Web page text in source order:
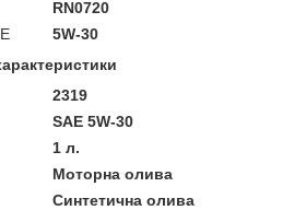
RN0720
5W-30
2319
SAE 5W-30
1 л.
Моторна олива
Синтетична олива